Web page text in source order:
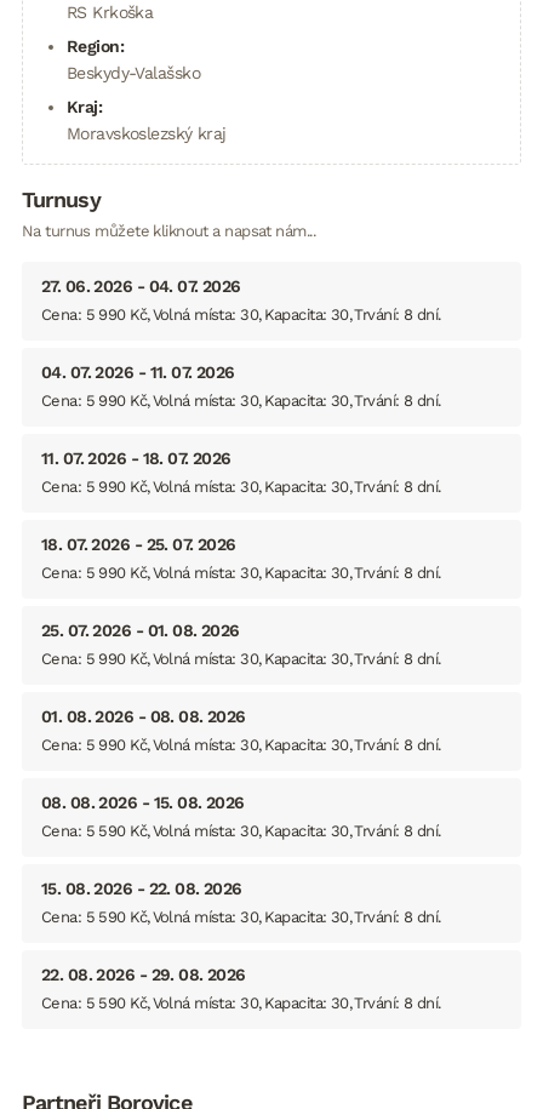
RS Krkoška
Region:
Beskydy-Valašsko
Kraj:
Moravskoslezský kraj
Turnusy
Na turnus můžete kliknout a napsat nám...
27. 06. 2026 - 04. 07. 2026
Cena: 5 990 Kč Volná místa: 30 Kapacita: 30 Trvání: 8 dní
04. 07. 2026 - 11. 07. 2026
Cena: 5 990 Kč Volná místa: 30 Kapacita: 30 Trvání: 8 dní
11. 07. 2026 - 18. 07. 2026
Cena: 5 990 Kč Volná místa: 30 Kapacita: 30 Trvání: 8 dní
18. 07. 2026 - 25. 07. 2026
Cena: 5 990 Kč Volná místa: 30 Kapacita: 30 Trvání: 8 dní
25. 07. 2026 - 01. 08. 2026
Cena: 5 990 Kč Volná místa: 30 Kapacita: 30 Trvání: 8 dní
01. 08. 2026 - 08. 08. 2026
Cena: 5 990 Kč Volná místa: 30 Kapacita: 30 Trvání: 8 dní
08. 08. 2026 - 15. 08. 2026
Cena: 5 590 Kč Volná místa: 30 Kapacita: 30 Trvání: 8 dní
15. 08. 2026 - 22. 08. 2026
Cena: 5 590 Kč Volná místa: 30 Kapacita: 30 Trvání: 8 dní
22. 08. 2026 - 29. 08. 2026
Cena: 5 590 Kč Volná místa: 30 Kapacita: 30 Trvání: 8 dní
Partneři Borovice